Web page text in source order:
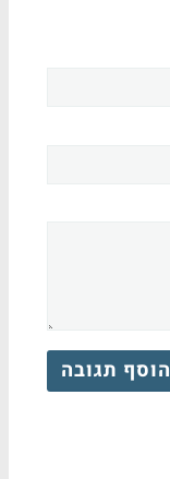
הוסף תגובה